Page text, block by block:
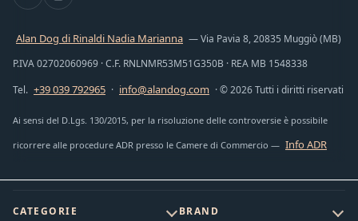
Alan Dog di Rinaldi Nadia Marianna — Via Pavia 8, 20835 Muggiò (MB)
P.IVA 02702060969 · C.F. RNLNMR53M51G350B · REA MB 1548338
Tel. +39 039 792965 · info@alandog.com · © 2026 Tutti i diritti riservati
Ai sensi del D.Lgs. 130/2015, per la risoluzione delle controversie è possibile
ricorrere alle procedure ADR presso le Camere di Commercio — Info ADR
CATEGORIE BRAND